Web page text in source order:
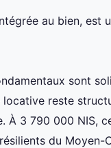
au bien, est
sont
reste
À 3 790 000 NIS,
du Moyen-